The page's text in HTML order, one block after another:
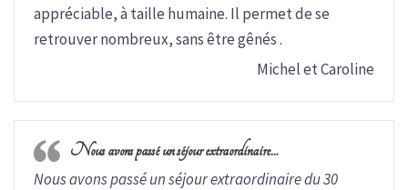
appréciable, à taille humaine. Il permet de se
retrouver nombreux, sans être gênés .
Michel et Caroline
Nous avons passé un séjour extraordinaire…
Nous avons passé un séjour extraordinaire du 30